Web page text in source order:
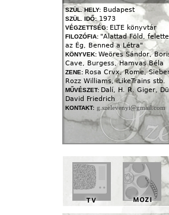
SZÜL. HELY: Budapest
SZÜL. IDŐ: 1973
VÉGZETTSÉG: ELTE könyvtár
FILOZÓFIA: "Alattad Föld,
az Ég, Benned a Létra"
KÖNYVEK: Weöres Sándor,
Cave, Burgess, Hamvas Béla
ZENE: Rosa Crvx, Rome,
Rozz Williams, iLikeTrains stb.
MŰVÉSZET: Dalí, H. R. Giger,
David Friedrich
KONTAKT: g.szelevenyi@gmail.com